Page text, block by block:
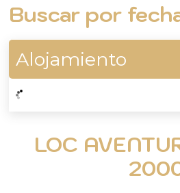
Buscar por
Alojamiento
LOC